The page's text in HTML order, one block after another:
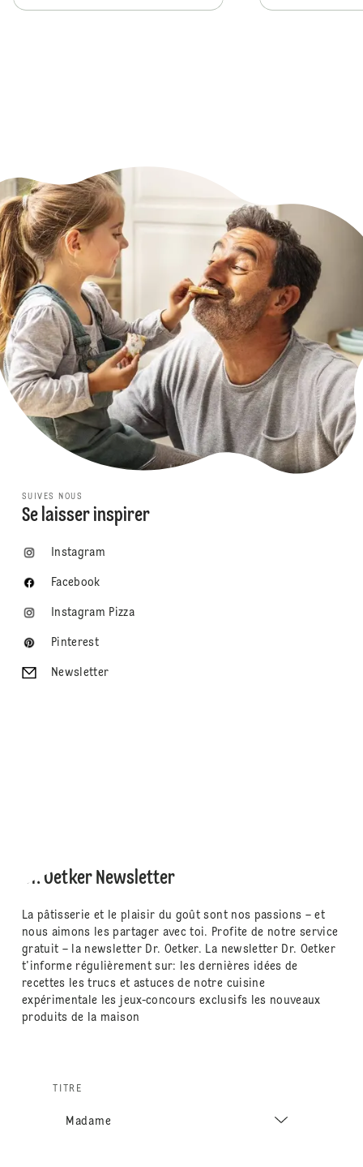
SUIVES NOUS
Se laisser inspirer
Instagram
Facebook
Instagram Pizza
Pinterest
Newsletter
Dr. Oetker Newsletter
La pâtisserie et le plaisir du goût sont nos passions – et
nous aimons les partager avec toi. Profite de notre service
gratuit – la newsletter Dr. Oetker. La newsletter Dr. Oetker
t'informe régulièrement sur: les dernières idées de
recettes les trucs et astuces de notre cuisine
expérimentale les jeux-concours exclusifs les nouveaux
produits de la maison
TITRE